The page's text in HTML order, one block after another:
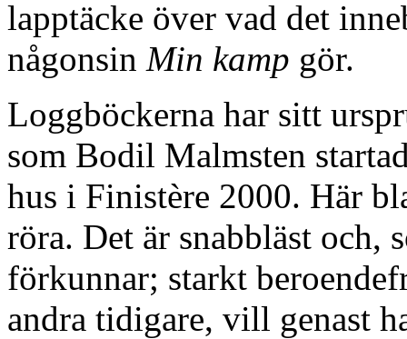
lapptäcke över vad det
någonsin Min kamp gör.
Loggböckerna har sitt
som Bodil Malmsten
hus i Finistère 2000. Här
röra. Det är snabbläst och,
förkunnar; starkt
andra tidigare, vill genast